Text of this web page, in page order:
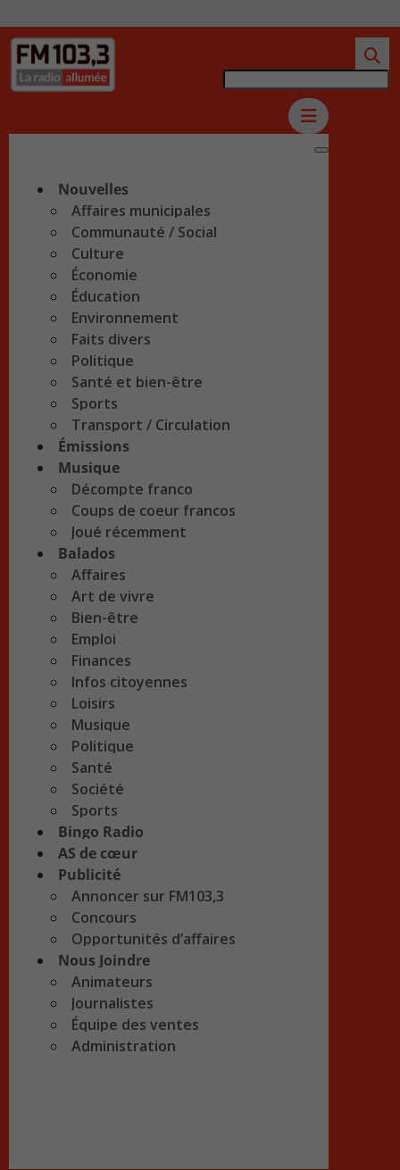
Nouvelles
Affaires municipales
Communauté / Social
Culture
Économie
Éducation
Environnement
Faits divers
Politique
Santé et bien-être
Sports
Transport / Circulation
Émissions
Musique
Décompte franco
Coups de coeur francos
Joué récemment
Balados
Affaires
Art de vivre
Bien-être
Emploi
Finances
Infos citoyennes
Loisirs
Musique
Politique
Santé
Société
Sports
Bingo Radio
AS de cœur
Publicité
Annoncer sur FM103,3
Concours
Opportunités d’affaires
Nous Joindre
Animateurs
Journalistes
Équipe des ventes
Administration